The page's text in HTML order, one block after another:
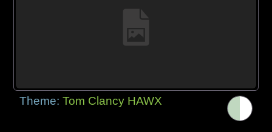
Theme:Tom Clancy HAWX